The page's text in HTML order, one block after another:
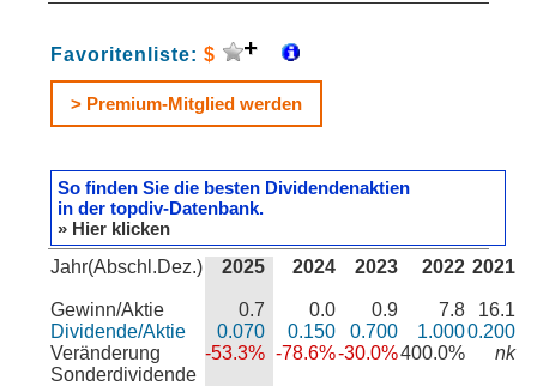
Favoritenliste: $
> Premium-Mitglied werden
So finden Sie die besten Dividendenaktien
in der topdiv-Datenbank.
» Hier klicken
Jahr(Abschl.Dez.)
Gewinn/Aktie
Dividende/Aktie
Veränderung
Sonderdividende
2025
0.7
0.070
-53.3%
2024
0.0
0.150
-78.6%
2023
0.9
0.700
-30.0%
2022
7.8
1.000
400.0%
2021
16.1
0.200
nk